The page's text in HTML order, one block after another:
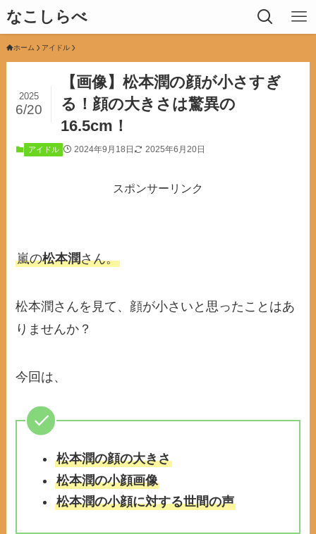
なこしらべ
ホーム アイドル
【画像】松本潤の顔が小さすぎ
る！顔の大きさは驚異の
16.5cm！
2025
6/20
アイドル 2024年9月18日 2025年6月20日
スポンサーリンク
嵐の松本潤さん。
松本潤さんを見て、顔が小さいと思ったことはあ
りませんか？
今回は、
松本潤の顔の大きさ
松本潤の小顔画像
松本潤の小顔に対する世間の声